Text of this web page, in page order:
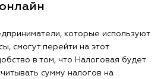
которые используют
смогут перейти на этот
в том, что Налоговая будет
сумму налогов на